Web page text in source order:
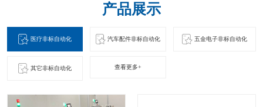
产品展示
医疗非标自动化 汽车配件非标自动化 五金电子非标自动化
其它非标自动化 查看更多+